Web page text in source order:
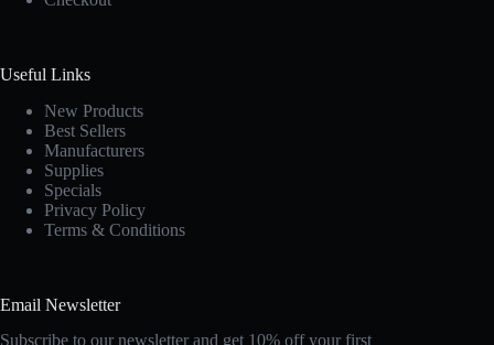
Useful Links
New Products
Best Sellers
Manufacturers
Supplies
Specials
Privacy Policy
Terms & Conditions
Email Newsletter
Subscribe to our newsletter and get 10% off your first